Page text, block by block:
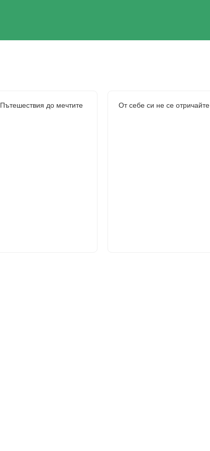
Пътешествия до мечтите От себе си не се отричайте